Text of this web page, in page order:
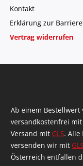
Kontakt
Erklärung zur
Vertrag widerrufen
Ab einem Bestellwert
versandkostenfrei mit
Versand mit GLS. Alle
versenden wir mit GLS
Österreich entfallen